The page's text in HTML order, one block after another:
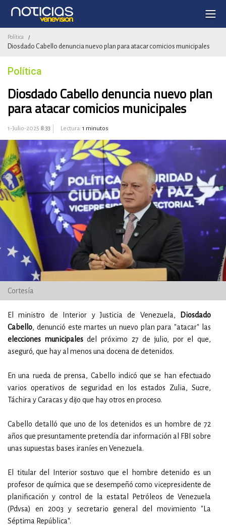
Política /
Diosdado Cabello denuncia nuevo plan para atacar comicios municipales
Política
Diosdado Cabello denuncia nuevo plan
para atacar comicios municipales
1-Julio-2025 8:33 Lectura: 1 minutos
Cortesía
El ministro de Interior y Justicia de Venezuela,
Diosdado
Cabello, denunció este martes un nuevo plan para "atacar" las
elecciones municipalesdel próximo 27 de julio, por el que,
aseguró, que hay al menos una docena de detenidos.
En una rueda de prensa, Cabello indicó que se han efectuado
varios operativos de seguridad en los estados Zulia, Sucre,
Táchira y Caracas y dijo que hay otros en proceso.
Cabello detalló que uno de los detenidos es un hombre de 72
años que presuntamente pretendía dar información al FBI sobre
unas supuestas bases iraníes en Venezuela.
El titular del Interior sostuvo que el hombre detenido es un
profesor de química que se desempeñó como vicepresidente de
planificación y control de la estatal Petróleos de Venezuela
(Pdvsa) en 2003 y secretario general del movimiento "La
Séptima República".